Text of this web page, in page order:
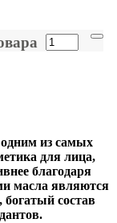
из самых
для лица,
благодаря
масла являются
богатый состав